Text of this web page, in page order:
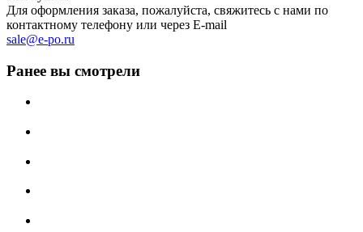
Для оформления заказа, пожалуйста, свяжитесь с нами по
контактному телефону или через E-mail
sale@e-po.ru
Ранее вы смотрели